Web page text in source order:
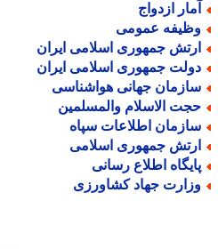
ازدواج
عمومی
جمهوری اسلامی ایران
جمهوری اسلامی ایران
جهانی هواشناسی
الاسلام والمسلمین
اطلاعات سپاه
جمهوری اسلامی
اطلاع رسانی
جهاد کشاورزی